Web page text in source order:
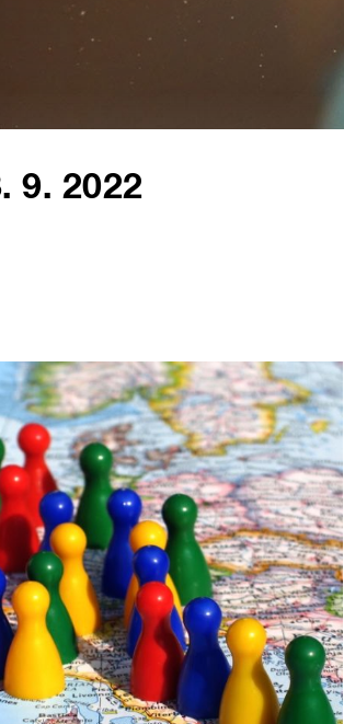
9. 2022